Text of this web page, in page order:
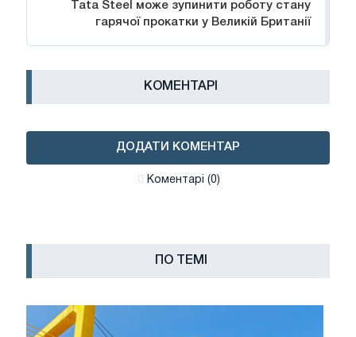
Tata Steel може зупинити роботу стану
гарячої прокатки у Великій Британії
КОМЕНТАРІ
ДОДАТИ КОМЕНТАР
Коментарі (0)
ПО ТЕМІ